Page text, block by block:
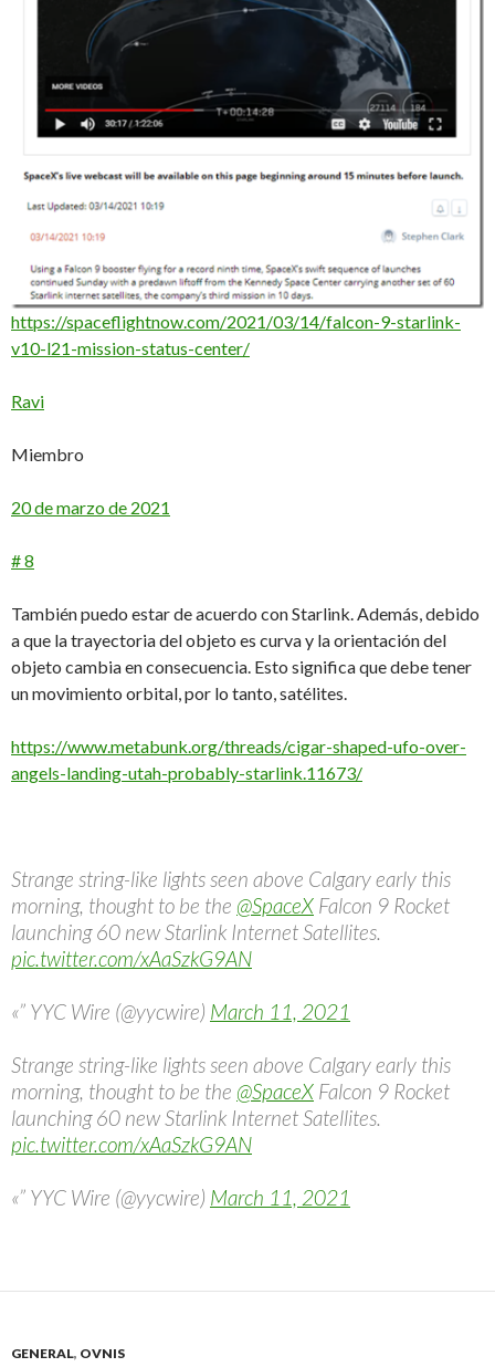
https://spaceflightnow.com/2021/03/14/falcon-9-starlink-
v10-l21-mission-status-center/
Ravi
Miembro
20 de marzo de 2021
# 8
También puedo estar de acuerdo con Starlink. Además, debido
a que la trayectoria del objeto es curva y la orientación del
objeto cambia en consecuencia. Esto significa que debe tener
un movimiento orbital, por lo tanto, satélites.
https://www.metabunk.org/threads/cigar-shaped-ufo-over-
angels-landing-utah-probably-starlink.11673/
Strange string-like lights seen above Calgary early this
morning, thought to be the @SpaceX Falcon 9 Rocket
launching 60 new Starlink Internet Satellites.
pic.twitter.com/xAaSzkG9AN
«” YYC Wire (@yycwire) March 11, 2021
Strange string-like lights seen above Calgary early this
morning, thought to be the @SpaceX Falcon 9 Rocket
launching 60 new Starlink Internet Satellites.
pic.twitter.com/xAaSzkG9AN
«” YYC Wire (@yycwire) March 11, 2021
GENERAL, OVNIS